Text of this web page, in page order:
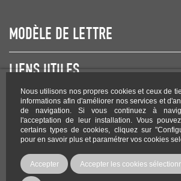
Nous utilisons nos propres cookies et ceux de
informations afin d'améliorer nos services et
de navigation. Si vous continuez à
l'acceptation de leur installation. Vous
certains types de cookies, cliquez sur
pour en savoir plus et paramétrer vos cookies
Accepter Accepter les cookies
MODÈLE DE LETTRE
LIENS UTILES
NEWSLETTER